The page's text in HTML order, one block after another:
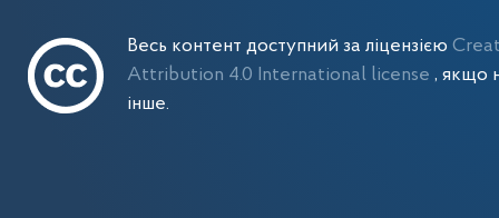
Весь контент доступний за ліцензією
Attribution 4.0 International license, якщо
інше.